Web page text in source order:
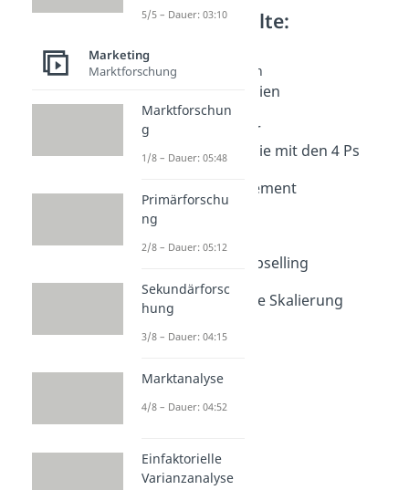
Weitere Inhalte:
Marketingstrategien
Marketingstrategien
Dauer: 05:07
Entwicklung einer
Marketingstrategie mit den 4 Ps
Category Management
Dauer: 03:39
Ansoff Matrix
Dauer: 06:08
Cross Selling & Upselling
Dauer: 04:04
Multidimensionale Skalierung
Dauer: 09:41
5/5 – Dauer: 03:10
Marketing
Marktforschung
Marktforschun
g
1/8 – Dauer: 05:48
Primärforschu
ng
2/8 – Dauer: 05:12
Sekundärforsc
hung
3/8 – Dauer: 04:15
Marktanalyse
4/8 – Dauer: 04:52
Einfaktorielle
Varianzanalyse